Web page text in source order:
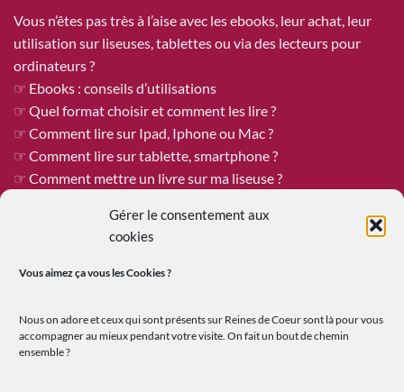
Gérer le consentement aux
cookies
Vous aimez ça vous lesCookies ?
Nous on adore et ceux qui sont présents sur Reines de Coeur sont là pour vous
accompagner au mieux pendant votre visite. On fait un bout de chemin
ensemble ?
Vous n’êtes pas très à l’aise avec les ebooks, leur achat, leur
utilisation sur liseuses, tablettes ou via des lecteurs pour
ordinateurs ?
☞ Ebooks : conseils d’utilisations
☞ Quel format choisir et comment les lire ?
☞ Comment lire sur Ipad, Iphone ou Mac ?
☞ Comment lire sur tablette, smartphone ?
☞ Comment mettre un livre sur ma liseuse ?
ÊTRE PUBLIÉE CHEZ REINES DE COEUR
publier !
Vous êtes un.e auteur.e qui recherche une maison d’édition
ouverte où le travail et les échanges humains sont au premier